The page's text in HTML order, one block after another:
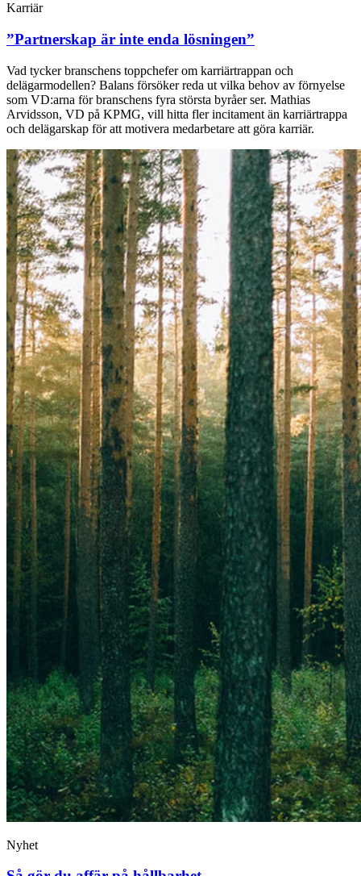
Karriär
”Partnerskap är inte enda lösningen”
Vad tycker branschens toppchefer om karriärtrappan och
delägarmodellen? Balans försöker reda ut vilka behov av förnyelse
som VD:arna för branschens fyra största byråer ser. Mathias
Arvidsson, VD på KPMG, vill hitta fler incitament än karriärtrappa
och delägarskap för att motivera medarbetare att göra karriär.
Nyhet